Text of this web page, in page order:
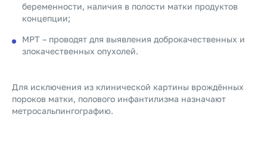
беременности, наличия в полости матки продуктов
концепции;
МРТ – проводят для выявления доброкачественных и
злокачественных опухолей.
Для исключения из клинической картины врождённых
пороков матки, полового инфантилизма назначают
метросальпингографию.